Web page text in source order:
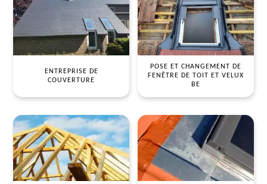
ENTREPRISE DE
COUVERTURE
POSE ET CHANGEMENT DE
FENÊTRE DE TOIT ET VELUX
BE